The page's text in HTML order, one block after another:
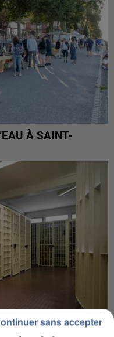
À SAINT-
sans accepter